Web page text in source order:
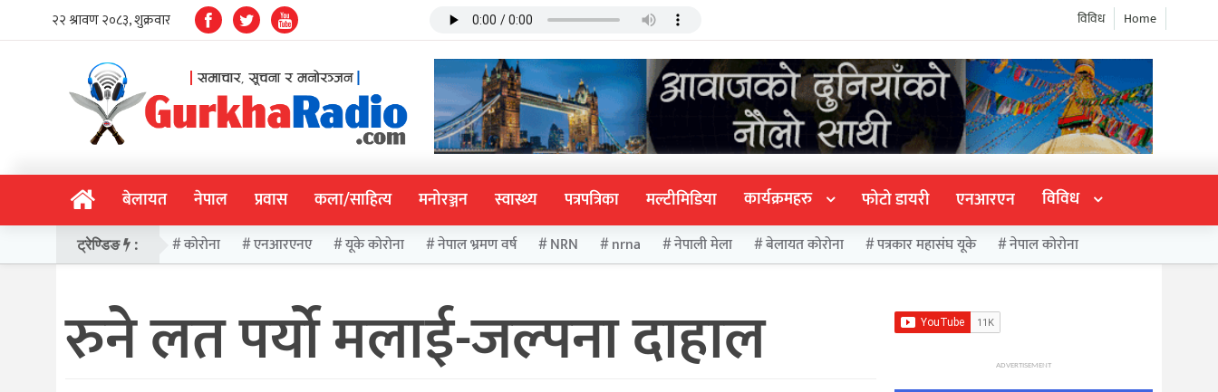
Home
विविध
बेलायत नेपाल प्रवास कला/साहित्य मनोरञ्जन स्वास्थ्य पत्रपत्रिका मल्टीमिडिया कार्यक्रमहरु फोटो डायरी एनआरएन विविध
ट्रेण्डिङ : कोरोना एनआरएनए यूके कोरोना नेपाल भ्रमण वर्ष NRN nrna नेपाली मेला बेलायत कोरोना पत्रकार महासंघ यूके नेपाल कोरोना
रुने लत पर्यो मलाई-जल्पना दाहाल ADVERTISEMENT